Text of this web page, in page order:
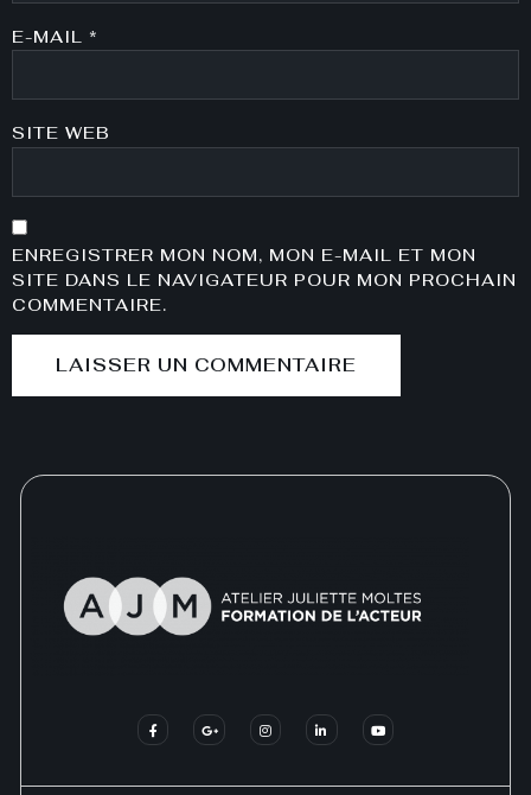
E-MAIL *
SITE WEB
ENREGISTRER MON NOM, MON E-MAIL ET MON
SITE DANS LE NAVIGATEUR POUR MON PROCHAIN
COMMENTAIRE.